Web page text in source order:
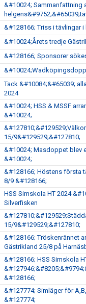
&#10024; Sammanfattning
&#128166; Triss i tävlingar
&#10024;Årets tredje
&#128166; Sponsorer
Tack &#10084;&#65039;
2024
&#10024; HSS & MSSF
&#10024;
15/9&#129529;&#127810;
&#10024; Masdoppet blev
&#10024;
&#128166; Höstens första
8/9 &#128166;
HSS Simskola HT 2024
Silverfisken
15/9&#129529;&#127810;
&#128166; Tröskenrännet
Gästrikland 25/8 på
&#128166; HSS Simskola
&#128166;
&#127774; Simläger för
&#127774;